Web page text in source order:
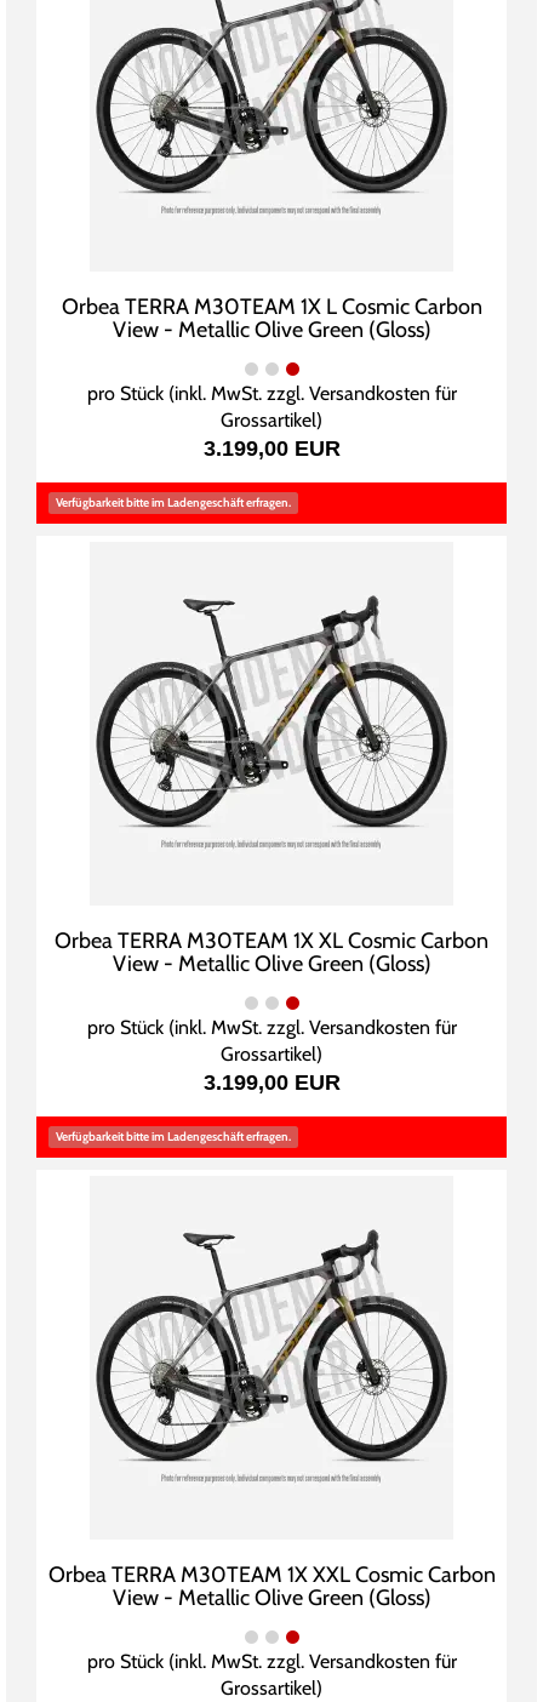
Orbea TERRA M30TEAM 1X L Cosmic Carbon
View - Metallic Olive Green (Gloss)
pro Stück (inkl. MwSt. zzgl. Versandkosten für
Grossartikel)
3.199,00 EUR
Verfügbarkeit bitte im Ladengeschäft erfragen.
Orbea TERRA M30TEAM 1X XL Cosmic Carbon
View - Metallic Olive Green (Gloss)
pro Stück (inkl. MwSt. zzgl. Versandkosten für
Grossartikel)
3.199,00 EUR
Verfügbarkeit bitte im Ladengeschäft erfragen.
Orbea TERRA M30TEAM 1X XXL Cosmic Carbon
View - Metallic Olive Green (Gloss)
pro Stück (inkl. MwSt. zzgl. Versandkosten für
Grossartikel)